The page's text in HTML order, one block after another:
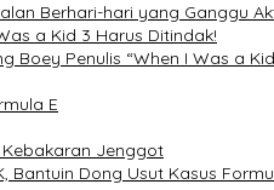
Berhari-hari yang Ganggu
a Kid 3 Harus Ditindak!
Boey Penulis “When I Was a
E
Kebakaran Jenggot
Bantuin Dong Usut Kasus